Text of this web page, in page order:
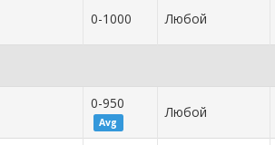
0-1000 Любой
0-950
Avg
Любой